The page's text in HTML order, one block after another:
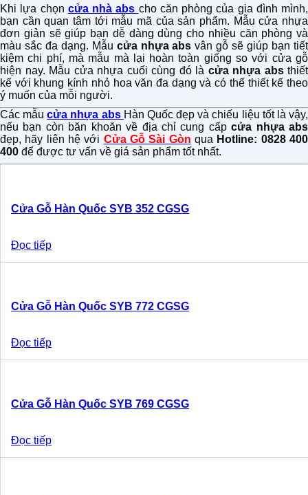
Khi lựa chọn cửa nhà abs cho căn phòng của gia đình mình,
bạn cần quan tâm tới mẫu mã của sản phẩm. Mẫu cửa nhựa
đơn giản sẽ giúp bạn dễ dàng dùng cho nhiều căn phòng và
màu sắc đa dạng. Mẫu cửa nhựa absvân gỗ sẽ giúp bạn tiết
kiệm chi phí, mà mẫu mà lại hoàn toàn giống so với cửa gỗ
hiện nay. Mẫu cửa nhựa cuối cùng đó là cửa nhựa abs thiết
kế với khung kính nhỏ hoa văn đa dạng và có thể thiết kế theo
ý muốn của mỗi người.
Các mẫucửa nhựa abs Hàn Quốc đẹp và chiếu liệu tốt là vậy,
nếu bạn còn băn khoăn về địa chỉ cung cấpcửa nhựa abs
đẹp, hãy liên hệ với Cửa Gỗ Sài Gòn qua Hotline: 0828 400
400 để được tư vấn về giá sản phẩm tốt nhất.
Cửa Gỗ Hàn Quốc SYB 352 CGSG
Đọc tiếp
Cửa Gỗ Hàn Quốc SYB 772 CGSG
Đọc tiếp
Cửa Gỗ Hàn Quốc SYB 769 CGSG
Đọc tiếp